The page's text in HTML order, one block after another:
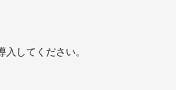
してください。